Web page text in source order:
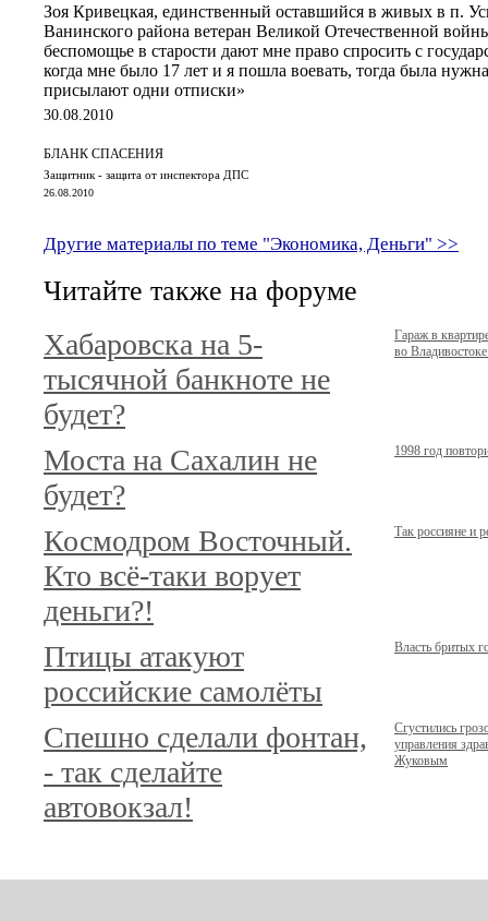
Зоя Кривецкая, единственный оставшийся в живых в п.
Ванинского района ветеран Великой Отечественной
беспомощье в старости дают мне право спросить с
когда мне было 17 лет и я пошла воевать, тогда была
присылают одни отписки»
30.08.2010
БЛАНК СПАСЕНИЯ
Защитник - защита от инспектора ДПС
26.08.2010
Другие материалы по теме "Экономика, Деньги" >>
Читайте также на форуме
Хабаровска на 5-
тысячной банкноте не
будет?
Гараж в
во
Моста на Сахалин не
будет?
1998 год
Космодром Восточный.
Кто всё-таки ворует
деньги?!
Так россияне и
Птицы атакуют
российские самолёты
Власть бритых
Спешно сделали фонтан,
- так сделайте
автовокзал!
Сгустились
управления
Жуковым